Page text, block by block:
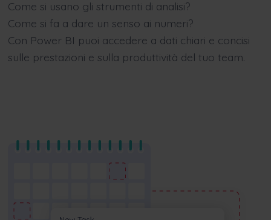
Come si usano gli strumenti di analisi?
Come si fa a dare un senso ai numeri?
Con Power BI puoi accedere a dati chiari e concisi
sulle prestazioni e sulla produttività del tuo team.